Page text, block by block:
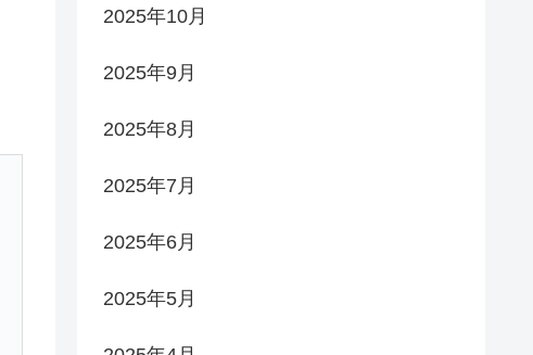
2025年10月
2025年9月
2025年8月
2025年7月
2025年6月
2025年5月